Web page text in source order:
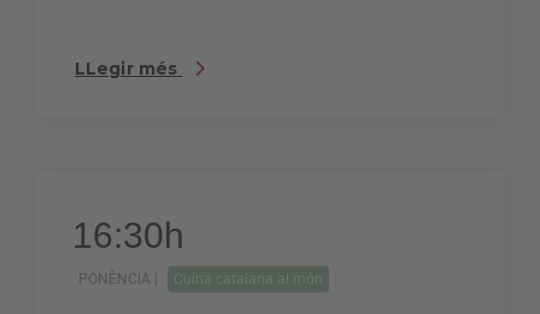
LLegir més
16:30h
PONÈNCIA | Cuina catalana al món